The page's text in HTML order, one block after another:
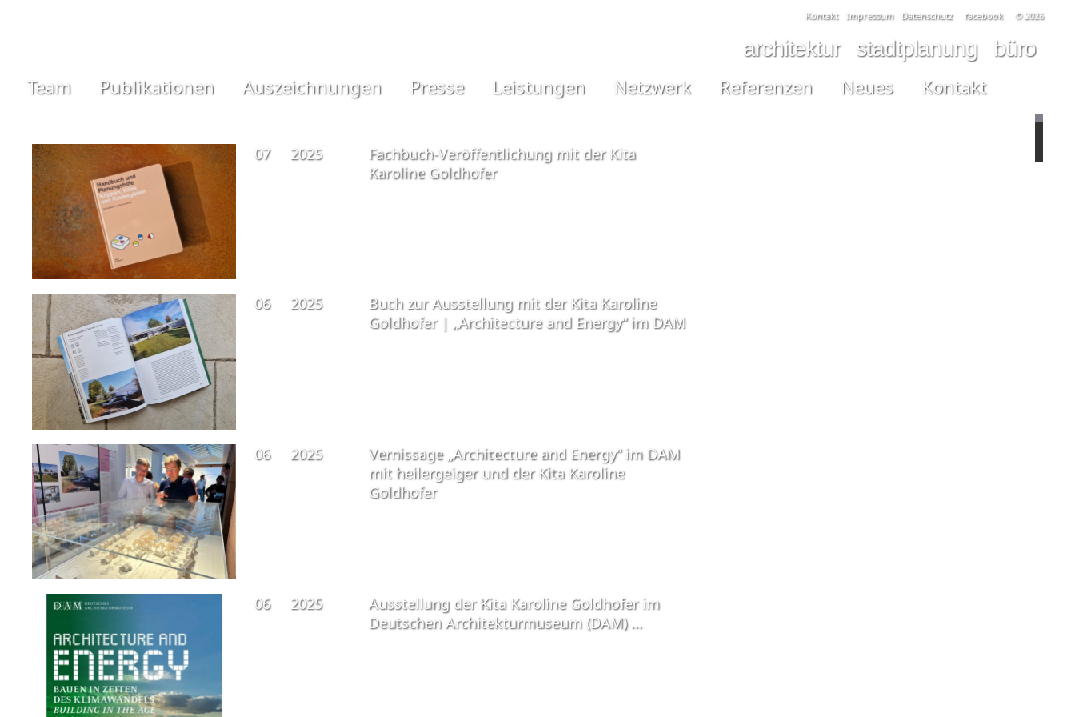
Kontakt Impressum Datenschutz facebook © 2026
architektur stadtplanung büro
Team Publikationen Auszeichnungen Presse Leistungen Netzwerk Referenzen Neues Kontakt
07 2025
Fachbuch-Veröffentlichung mit der Kita
Karoline Goldhofer
06 2025
Buch zur Ausstellung mit der Kita Karoline
Goldhofer | „Architecture and Energy“ im DAM
06 2025
Vernissage „Architecture and Energy“ im DAM
mit heilergeiger und der Kita Karoline
Goldhofer
06 2025
Ausstellung der Kita Karoline Goldhofer im
Deutschen Architekturmuseum (DAM) …